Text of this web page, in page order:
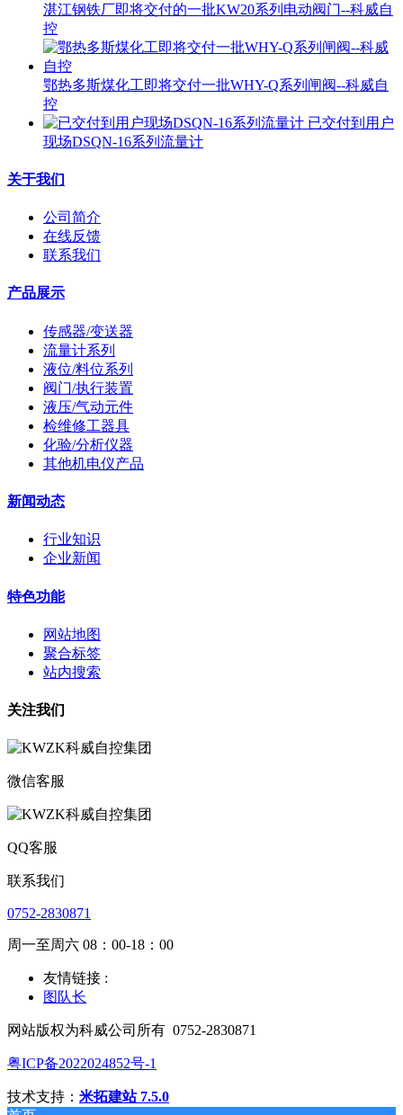
湛江钢铁厂即将交付的一批KW20系列电动阀门--科威自
控
鄂热多斯煤化工即将交付一批WHY-Q系列闸阀--科威自
控
已交付到用户
现场DSQN-16系列流量计
关于我们
公司简介
在线反馈
联系我们
产品展示
传感器/变送器
流量计系列
液位/料位系列
阀门/执行装置
液压/气动元件
检维修工器具
化验/分析仪器
其他机电仪产品
新闻动态
行业知识
企业新闻
特色功能
网站地图
聚合标签
站内搜索
关注我们
微信客服
QQ客服
联系我们
0752-2830871
周一至周六 08：00-18：00
友情链接 :
图队长
网站版权为科威公司所有 0752-2830871
粤ICP备2022024852号-1
技术支持： 米拓建站 7.5.0